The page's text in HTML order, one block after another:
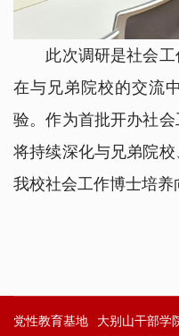
此次调研是社会工
在与兄弟院校的交流
验。作为首批开办社
将持续深化与兄弟院
我校社会工作博士培养
党性教育基地 大别山干部学